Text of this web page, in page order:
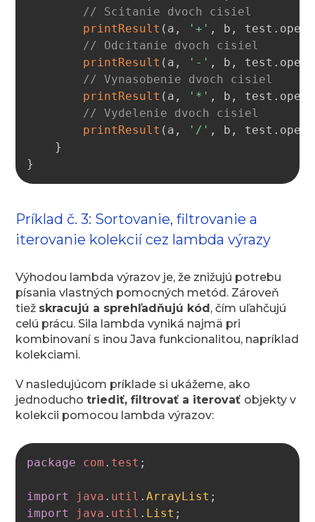
// Scitanie dvoch cisiel
printResult ( a , '+' , b , test .
// Odcitanie dvoch cisiel
printResult ( a , '-' , b , test .
// Vynasobenie dvoch cisiel
printResult ( a , '*' , b , test .
// Vydelenie dvoch cisiel
printResult ( a , '/' , b , test .
}
}
Príklad č. 3: Sortovanie, filtrovanie a
iterovanie kolekcií cez lambda výrazy
Výhodou lambda výrazov je, že znižujú potrebu
písania vlastných pomocných metód. Zároveň
tiež skracujú a sprehľadňujú kód, čím uľahčujú
celú prácu. Sila lambda vyniká najmä pri
kombinovaní s inou Java funkcionalitou, napríklad
kolekciami.
V nasledujúcom príklade si ukážeme, ako
jednoduchotriediť, filtrovať a iterovať objekty v
kolekcii pomocou lambda výrazov:
package com . test ;
import java . util .ArrayList ;
import
java . util . List ;